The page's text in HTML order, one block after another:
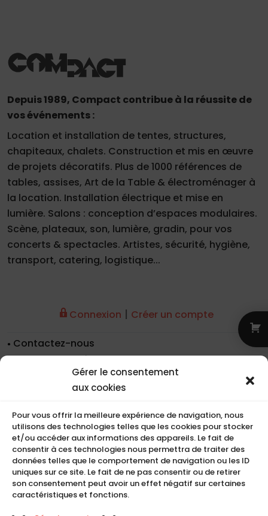
Gérer le consentement
aux cookies
Pour vous offrir la meilleure expérience de navigation, nous
utilisons des technologies telles que les cookies pour stocker
et/ou accéder aux informations des appareils. Le fait de
consentir à ces technologies nous permettra de traiter des
données telles que le comportement de navigation ou les ID
uniques sur ce site. Le fait de ne pas consentir ou de retirer
son consentement peut avoir un effet négatif sur certaines
caractéristiques et fonctions.
Depuis 1989, Compact contribue à la réussite de
vos événements :
Location et installation de tentes, structures,
chapiteaux, chalets. Construction et mis en œuvre
de projets décoratifs. Plus de 1000 références de
tables, assises, Art de la Table & électroménager à
la location. Installation électrique et mise en
lumière. Salons : conception d’espaces modulaires.
Scène, plateaux, son, lumière, gradin, pour vos
concerts & spectacles. Artistes, sécurité, hygiène,
transport, catering, logistique...
Connexion | Créer un compte
Contactez-nous
Nos coordonnées
Nos références
Recrutement
CGU
Mentions légales
Politique de cookies (UE)
COMPACT